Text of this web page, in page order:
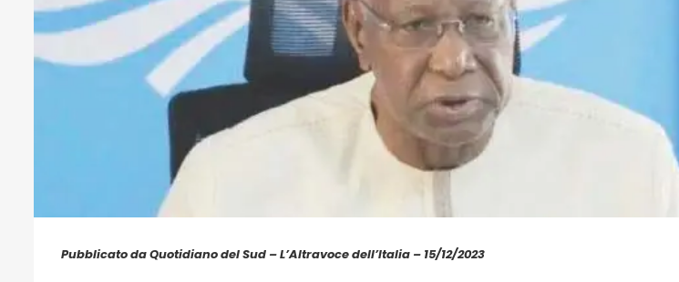
Pubblicato da Quotidiano del Sud – L’Altravoce dell’Italia – 15/12/2023